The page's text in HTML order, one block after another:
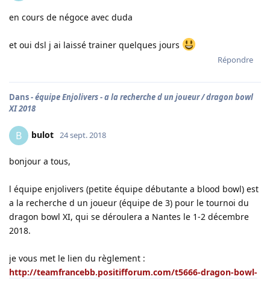
en cours de négoce avec duda
et oui dsl j ai laissé trainer quelques jours
Répondre
Dans- équipe Enjolivers - a la recherche d un joueur / dragon bowl
XI 2018
B bulot 24 sept. 2018
bonjour a tous,
l équipe enjolivers (petite équipe débutante a blood bowl) est
a la recherche d un joueur (équipe de 3) pour le tournoi du
dragon bowl XI, qui se déroulera a Nantes le 1-2 décembre
2018.
je vous met le lien du règlement :
http://teamfrancebb.positifforum.com/t5666-dragon-bowl-